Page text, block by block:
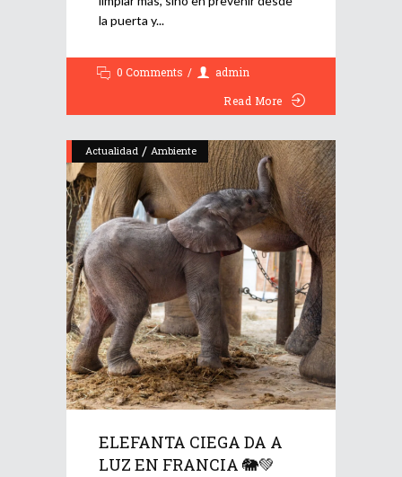
la puerta y
0 Comments
admin
Read More
Actualidad / Ambiente
ELEFANTA CIEGA DA A
LUZ EN FRANCIA 🐘💚